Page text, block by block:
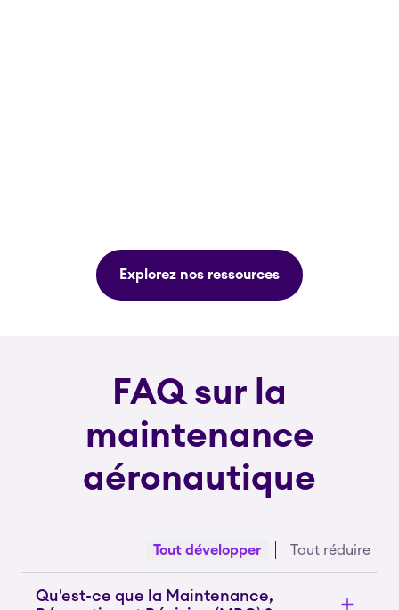
Explorez nos ressources
FAQ sur la
maintenance
aéronautique
Tout développer Tout réduire
Qu'est-ce que la Maintenance,